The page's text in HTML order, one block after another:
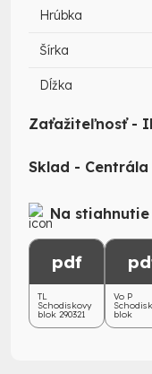
Hrúbka
Šírka
Dĺžka
Zaťažiteľnosť -
Sklad - Centrála
Na stiahnutie
pdf
TL
Schodiskovy
blok 290321
Vo P
blok